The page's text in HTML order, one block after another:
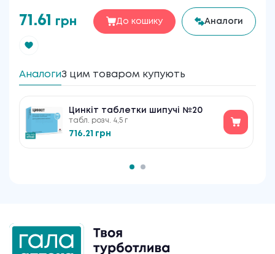
71.61 грн До кошику Аналоги
АналогиЗ цим товаром купують
Цинкіт таблетки шипучі №20
табл. розч. 4,5 г
716.21 грн